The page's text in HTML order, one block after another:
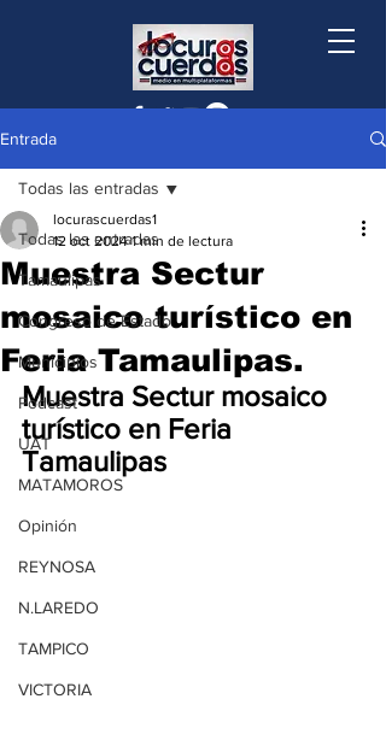
Entrada
Todas las entradas
Tamaulipas
Congreso de Estado
Municipios
Podcast
UAT
MATAMOROS
Opinión
REYNOSA
N.LAREDO
TAMPICO
VICTORIA
Todas las entradas
Muestra Sectur
mosaico turístico en
Feria Tamaulipas.
locurascuerdas1
12 oct 2024 1 min de lectura
Muestra Sectur mosaico
turístico en Feria
Tamaulipas